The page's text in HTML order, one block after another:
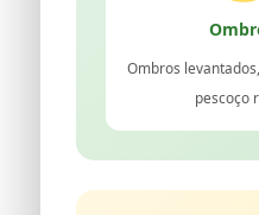
Ombros
pescoço